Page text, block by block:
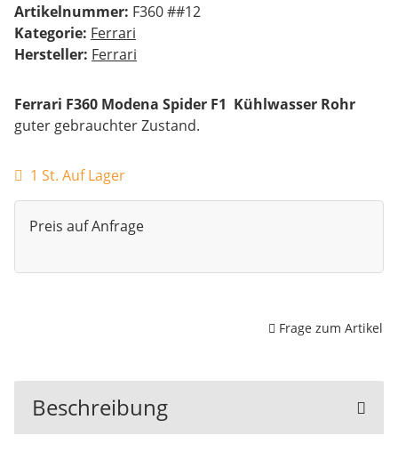
Artikelnummer: F360 ##12
Kategorie: Ferrari
Hersteller: Ferrari
Ferrari F360 Modena Spider F1 Kühlwasser Rohr
guter gebrauchter Zustand.
1 St. Auf Lager
Preis auf Anfrage
Frage zum Artikel
Beschreibung